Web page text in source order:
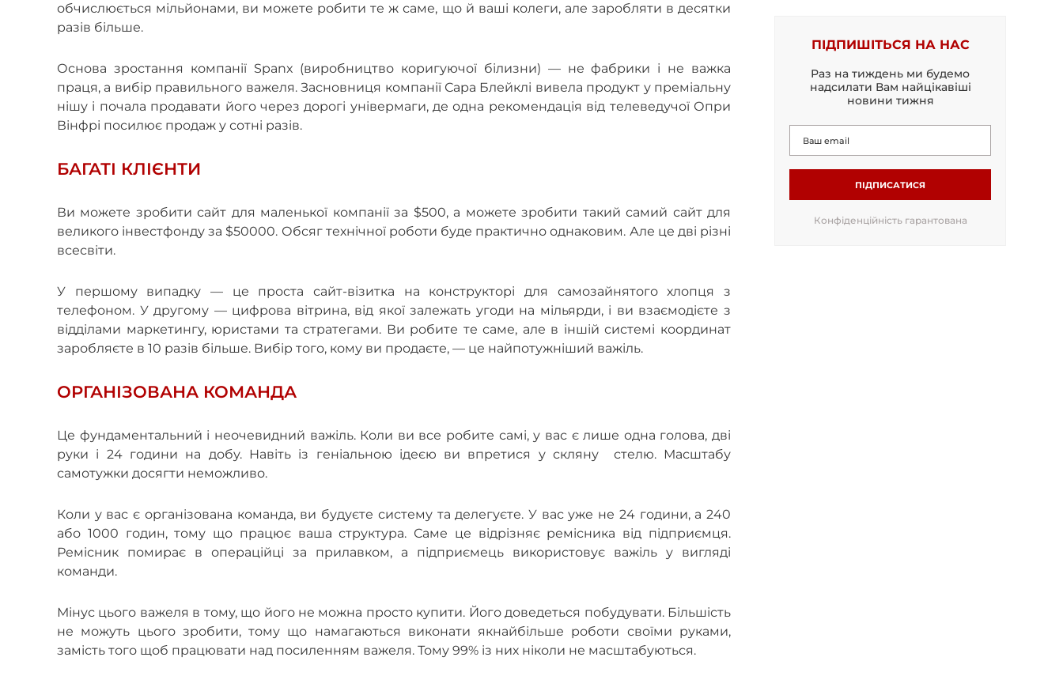
обчислюється мільйонами, ви можете робити те ж саме, що й ваші колеги, але заробляти в десятки
разів більше.
Основа зростання компанії Spanx (виробництво коригуючої білизни) — не фабрики і не важка
праця, а вибір правильного важеля. Засновниця компанії Сара Блейклі вивела продукт у преміальну
нішу і почала продавати його через дорогі універмаги, де одна рекомендація від телеведучої Опри
Вінфрі посилює продаж у сотні разів.
БАГАТІ КЛІЄНТИ
Ви можете зробити сайт для маленької компанії за $500, а можете зробити такий самий сайт для
великого інвестфонду за $50000. Обсяг технічної роботи буде практично однаковим. Але це дві різні
всесвіти.
У першому випадку — це проста сайт-візитка на конструкторі для самозайнятого хлопця з
телефоном. У другому — цифрова вітрина, від якої залежать угоди на мільярди, і ви взаємодієте з
відділами маркетингу, юристами та стратегами. Ви робите те саме, але в іншій системі координат
заробляєте в 10 разів більше. Вибір того, кому ви продаєте, — це найпотужніший важіль.
ОРГАНІЗОВАНА КОМАНДА
Це фундаментальний і неочевидний важіль. Коли ви все робите самі, у вас є лише одна голова, дві
руки і 24 години на добу. Навіть із геніальною ідеєю ви впретися у скляну стелю. Масштабу
самотужки досягти неможливо.
Коли у вас є організована команда, ви будуєте систему та делегуєте. У вас уже не 24 години, а 240
або 1000 годин, тому що працює ваша структура. Саме це відрізняє ремісника від підприємця.
Ремісник помирає в операційці за прилавком, а підприємець використовує важіль у вигляді
команди.
Мінус цього важеля в тому, що його не можна просто купити. Його доведеться побудувати. Більшість
не можуть цього зробити, тому що намагаються виконати якнайбільше роботи своїми руками,
замість того щоб працювати над посиленням важеля. Тому 99% із них ніколи не масштабуються.
ПІДПИШІТЬСЯ НА НАС
Раз на тиждень ми будемо
надсилати Вам найцікавіші
новини тижня
ПІДПИСАТИСЯ
Конфіденційність гарантована